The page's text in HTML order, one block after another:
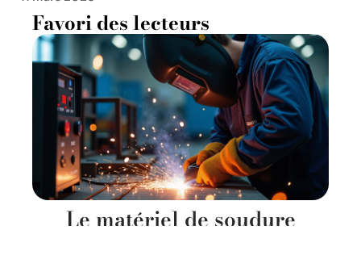
Favori des lecteurs
Le matériel de soudure